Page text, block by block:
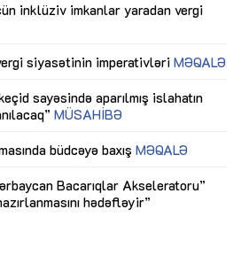
inklüziv imkanlar yaradan vergi
siyasətinin imperativləri MƏQALƏ
sayəsində aparılmış islahatın
MÜSAHİBƏ
büdcəyə baxış MƏQALƏ
Bacarıqlar Akseleratoru”
hədəfləyir”